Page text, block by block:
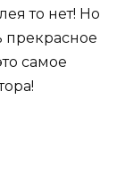
то нет! Но
прекрасное
самое